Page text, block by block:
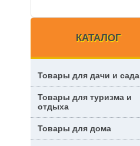
КАТАЛОГ
Товары для дачи и сада
Товары для туризма и
отдыха
Товары для дома